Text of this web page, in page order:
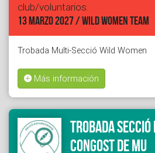
club/voluntarios.
13 MARZO 2027 / WILD WOMEN TEAM
Trobada Multi-Secció Wild Women
Más información
Trobada
Congost de Mu